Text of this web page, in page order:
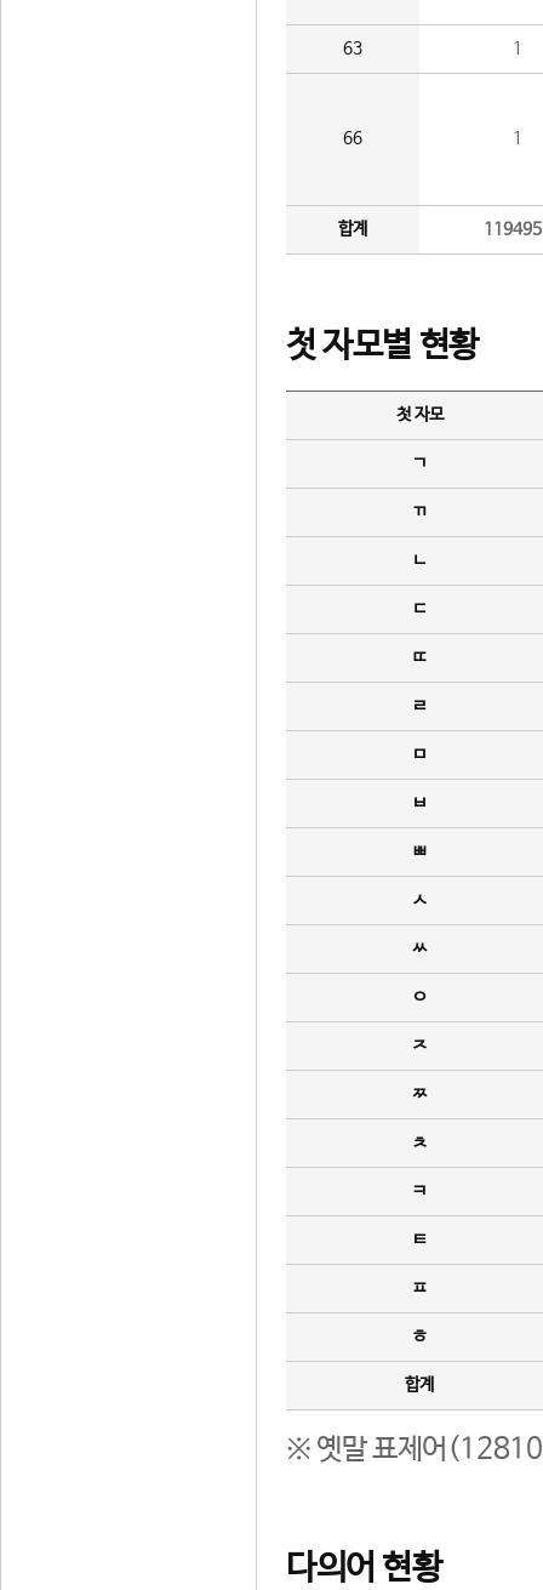
63 1
66 1
합계
첫 자모별 현황
첫 자모
ㄱ
ㄲ
ㄴ
ㄷ
ㄸ
ㄹ
ㅁ
ㅂ
ㅃ
ㅅ
ㅆ
ㅇ
ㅈ
ㅉ
ㅊ
ㅋ
ㅌ
ㅍ
ㅎ
합계
※ 옛말 표제어(12810
다의어 현황